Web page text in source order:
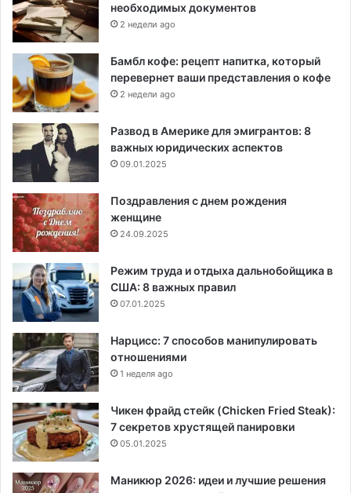
необходимых документов
2 недели ago
Бамбл кофе: рецепт напитка, который
перевернет ваши представления о кофе
2 недели ago
Развод в Америке для эмигрантов: 8
важных юридических аспектов
09.01.2025
Поздравления с днем рождения
женщине
24.09.2025
Режим труда и отдыха дальнобойщика в
США: 8 важных правил
07.01.2025
Нарцисс: 7 способов манипулировать
отношениями
1 неделя ago
Чикен фрайд стейк (Chicken Fried Steak):
7 секретов хрустящей панировки
05.01.2025
Маникюр 2026: идеи и лучшие решения